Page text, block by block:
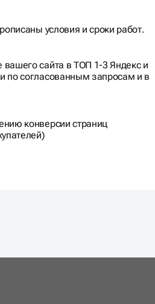
условия и сроки работ.
сайта в ТОП 1-3 Яндекс и
по согласованным запросам и в
конверсии страниц